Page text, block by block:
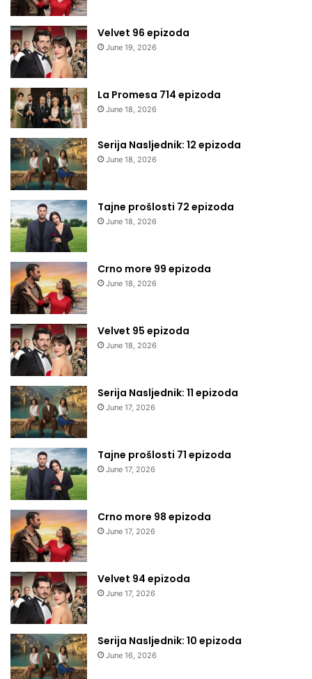
Velvet 96 epizoda
June 19, 2026
La Promesa 714 epizoda
June 18, 2026
Serija Nasljednik: 12 epizoda
June 18, 2026
Tajne prošlosti 72 epizoda
June 18, 2026
Crno more 99 epizoda
June 18, 2026
Velvet 95 epizoda
June 18, 2026
Serija Nasljednik: 11 epizoda
June 17, 2026
Tajne prošlosti 71 epizoda
June 17, 2026
Crno more 98 epizoda
June 17, 2026
Velvet 94 epizoda
June 17, 2026
Serija Nasljednik: 10 epizoda
June 16, 2026